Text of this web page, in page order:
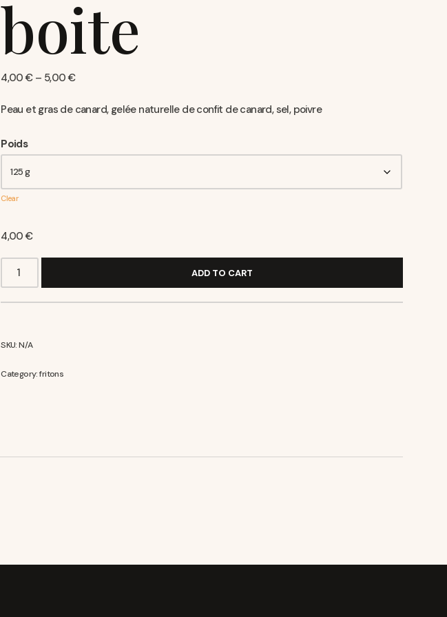
boite
4,00€ – 5,00€
Peau et gras de canard, gelée naturelle de confit de canard, sel, poivre
Poids
Clear
4,00€
ADD TO CART
SKU:N/A
Category:fritons